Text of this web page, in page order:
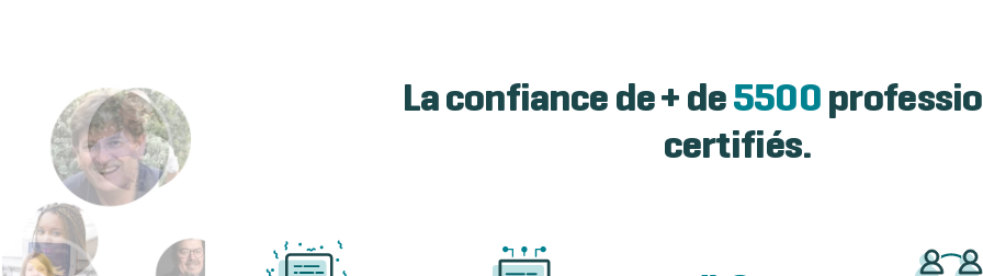
La confiance de + de 5500
certifiés.